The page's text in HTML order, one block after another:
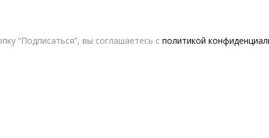
“Подписаться”, вы соглашаетесь с политикой